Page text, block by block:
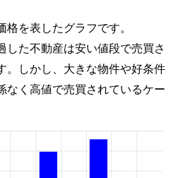
万円
台原
万円
台原
万円
台原
万円
台原
を表したグラフです。
した不動産は安い値段で売買さ
。しかし、大きな物件や好条件
なく高値で売買されているケー